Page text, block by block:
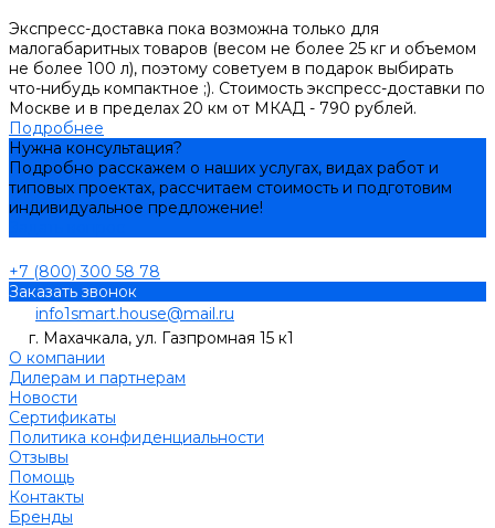
Экспресс-доставка пока возможна только для
малогабаритных товаров (весом не более 25 кг и объемом
не более 100 л), поэтому советуем в подарок выбирать
что-нибудь компактное ;). Стоимость экспресс-доставки по
Москве и в пределах 20 км от МКАД - 790 рублей.
Подробнее
Нужна консультация?
Подробно расскажем о наших услугах, видах работ и
типовых проектах, рассчитаем стоимость и подготовим
индивидуальное предложение!
+7 (800) 300 58 78
Заказать звонок
info1smart.house@mail.ru
г. Махачкала, ул. Газпромная 15 к1
О компании
Дилерам и партнерам
Новости
Сертификаты
Политика конфиденциальности
Отзывы
Помощь
Контакты
Бренды